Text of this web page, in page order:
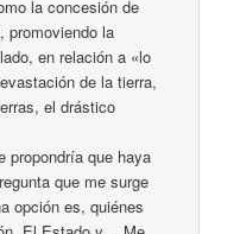
la concesión de
promoviendo la
en relación a «lo
de la tierra,
el drástico
propondría que haya
que me surge
opción es, quiénes